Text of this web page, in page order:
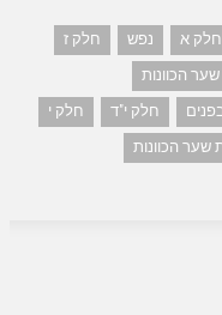
חלק א נפש
חלק ז
הכוונות
חלק י"ד
חלק י
שער הכוונות